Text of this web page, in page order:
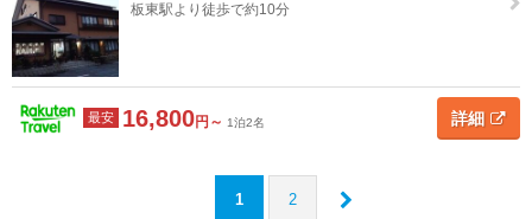
板東駅より徒歩で約10分
最安 16,800円～ 1泊2名 詳細
1 2